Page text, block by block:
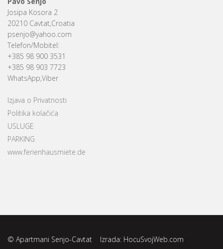
Josipa Kosora 2
20210 Cavtat,Croatia
psenjo@yahoo.com
Telefon/Mobitel:
+385 98 900 3531
+385 98 903 7723
WhatsApp,Viber
Izjava o Privatnosti
Politika kolačića
USLUGE
PARKING
www.ferienhausmiete.de
© Apartmani Senjo-Cavtat Izrada: HocuSvojWeb.com